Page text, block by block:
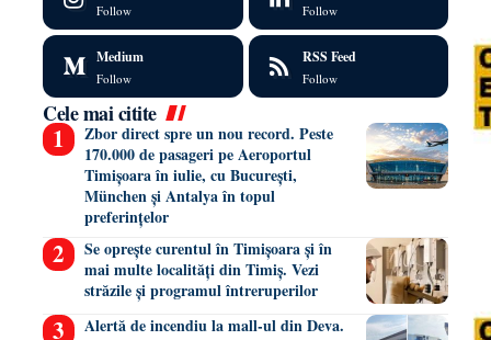
Follow Follow
Medium
Follow
RSS Feed
Follow
Cele mai citite
Zbor direct spre un nou record. Peste
170.000 de pasageri pe Aeroportul
Timișoara în iulie, cu București,
München și Antalya în topul
preferințelor
Se oprește curentul în Timișoara și în
mai multe localități din Timiș. Vezi
străzile și programul întreruperilor
Alertă de incendiu la mall-ul din Deva.